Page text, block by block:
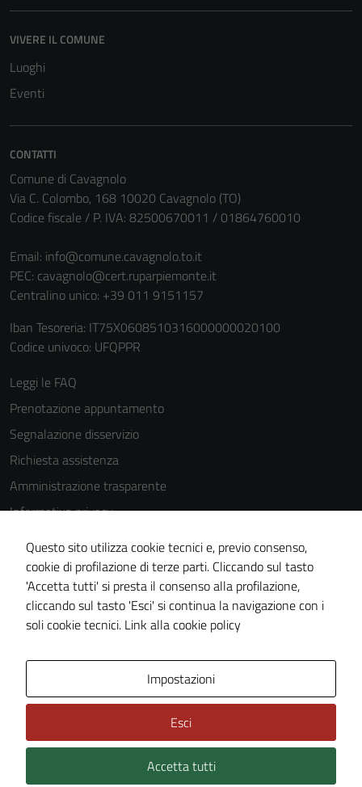
VIVERE IL COMUNE
Luoghi
Eventi
CONTATTI
Comune di Cavagnolo
Via C. Colombo, 168 10020 Cavagnolo (TO)
Codice fiscale / P. IVA: 82500670011 / 01864760010
Email: info@comune.cavagnolo.to.it
PEC: cavagnolo@cert.ruparpiemonte.it
Centralino unico: +39 011 9151157
Iban Tesoreria: IT75X0608510316000000020100
Codice univoco: UFQPPR
Leggi le FAQ
Prenotazione appuntamento
Segnalazione disservizio
Richiesta assistenza
Amministrazione trasparente
Informativa privacy
Cookie Policy
Note legali
Dichiarazione di accessibilità
Piano di miglioramento del sito
Technical Design s.r.l.
Questo sito utilizza cookie tecnici e, previo consenso,
cookie di profilazione di terze parti. Cliccando sul tasto
'Accetta tutti' si presta il consenso alla profilazione,
cliccando sul tasto 'Esci' si continua la navigazione con i
soli cookie tecnici. Link alla cookie policy
Impostazioni
Esci
Accetta tutti
sono necessari
possono
essere
non raccolgono
personali.